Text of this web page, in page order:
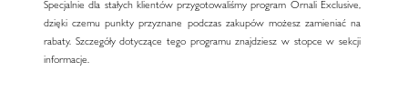
Specjalnie dla stałych klientów przygotowaliśmy program Ornali Exclusive,
dzięki czemu punkty przyznane podczas zakupów możesz zamieniać na
rabaty. Szczegóły dotyczące tego programu znajdziesz w stopce w sekcji
informacje.